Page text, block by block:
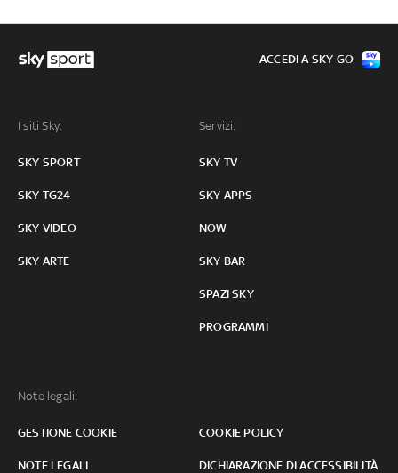
I siti Sky:
SKY SPORT
SKY TG24
SKY VIDEO
SKY ARTE
Servizi:
SKY TV
SKY APPS
NOW
SKY BAR
SPAZI SKY
PROGRAMMI
Note legali:
GESTIONE COOKIE COOKIE POLICY
NOTE LEGALI DICHIARAZIONE DI ACCESSIBILITÀ
ACCEDI A SKY GO